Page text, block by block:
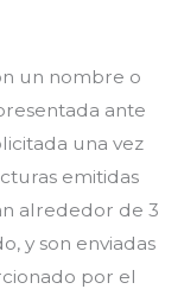
un nombre o
ante
una vez
emitidas
alrededor de 3
y son enviadas
por el